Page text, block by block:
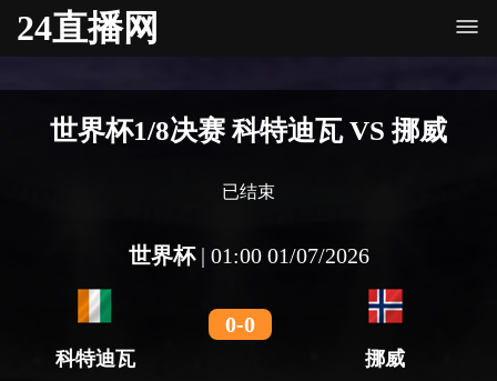
24直播网
世界杯1/8决赛 科特迪瓦 VS 挪威
已结束
世界杯| 01:00 01/07/2026
科特迪瓦
0-0
挪威